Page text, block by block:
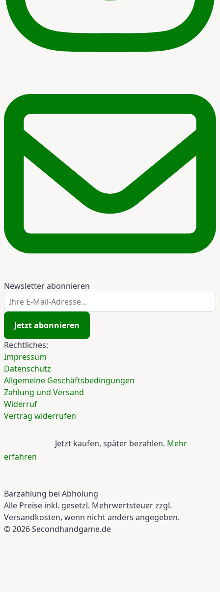
Newsletter abonnieren
Ihre E-Mail-Adresse...
Jetzt abonnieren
Rechtliches:
Impressum
Datenschutz
Allgemeine Geschäftsbedingungen
Zahlung und Versand
Widerruf
Vertrag widerrufen
Jetzt kaufen, später bezahlen. Mehr
erfahren
Barzahlung bei Abholung
Alle Preise inkl. gesetzl. Mehrwertsteuer zzgl.
Versandkosten, wenn nicht anders angegeben.
© 2026 Secondhandgame.de